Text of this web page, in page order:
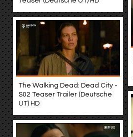
The Walking Dead: Dead City -
S02 Teaser Trailer (Deutsche
UT) HD